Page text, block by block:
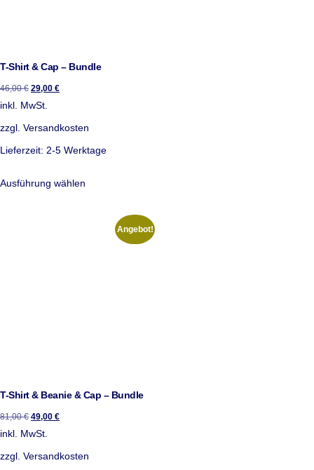
T-Shirt & Cap – Bundle
46,00€ 29,00 €
inkl. MwSt.
zzgl. Versandkosten
Lieferzeit: 2-5 Werktage
Ausführung wählen
Angebot!
T-Shirt & Beanie & Cap – Bundle
81,00€ 49,00 €
inkl. MwSt.
zzgl. Versandkosten